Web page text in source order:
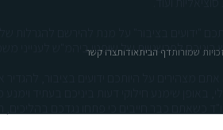
לפרשנויות של שופטי ביהמ"ש לענייני
דף הביתאודותצרו קשר